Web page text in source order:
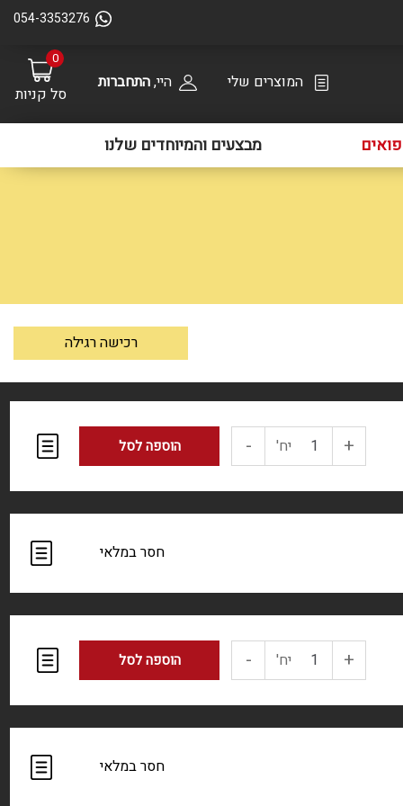
054-3353276
המוצרים שלי היי,התחברות
0
סל קניות
מבצעים והמיוחדים שלנו
רכישה רגילה
+
כמות
1
יח' - הוספה לסל
+
כמות
יח' - הוספה לסל